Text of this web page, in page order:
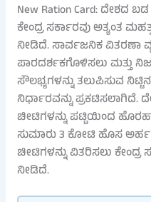
New Ration Card: ದೇಶದ
ಕೇಂದ್ರ ಸರ್ಕಾರವು ಅತ್ಯಂತ
ನೀಡಿದೆ. ಸಾರ್ವಜನಿಕ ವಿತರಣಾ
ಪಾರದರ್ಶಕಗೊಳಿಸಲು ಮತ್ತು
ಸೌಲಭ್ಯಗಳನ್ನು ತಲುಪಿಸುವ
ನಿರ್ಧಾರವನ್ನು ಪ್ರಕಟಿಸಲಾಗಿದೆ.
ಚೀಟಿಗಳನ್ನು ಪಟ್ಟಿಯಿಂದ
ಸುಮಾರು 3 ಕೋಟಿ ಹೊಸ
ಚೀಟಿಗಳನ್ನು ವಿತರಿಸಲು
ನೀಡಿದೆ.